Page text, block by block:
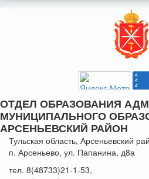
ОТДЕЛ ОБРАЗОВАНИЯ
МУНИЦИПАЛЬНОГО
АРСЕНЬЕВСКИЙ РАЙОН
Тульская область, Арсеньевский
п. Арсеньево, ул. Папанина, д8а
тел. 8(48733)21-1-53,